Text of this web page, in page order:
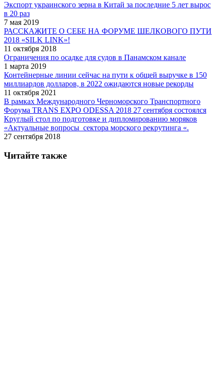
Экспорт украинского зерна в Китай за последние 5 лет вырос
в 20 раз
7 мая 2019
РАССКАЖИТЕ О СЕБЕ НА ФОРУМЕ ШЕЛКОВОГО ПУТИ
2018 «SILK LINK»!
11 октября 2018
Ограничения по осадке для судов в Панамском канале
1 марта 2019
Контейнерные линии сейчас на пути к общей выручке в 150
миллиардов долларов, в 2022 ожидаются новые рекорды
11 октября 2021
В рамках Международного Черноморского Транспортного
Форума TRANS EXPO ODESSA 2018 27 сентября состоялся
Круглый стол по подготовке и дипломированию моряков
«Актуальные вопросы сектора морского рекрутинга «.
27 сентября 2018
Читайте также